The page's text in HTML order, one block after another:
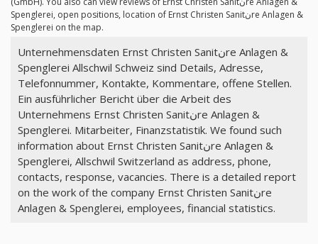
Spenglerei, open positions, location of Ernst Christen Sanitنre Anlagen &
Spenglerei on the map.
Unternehmensdaten Ernst Christen Sanitنre Anlagen &
Spenglerei Allschwil Schweiz sind Details, Adresse,
Telefonnummer, Kontakte, Kommentare, offene Stellen.
Ein ausführlicher Bericht über die Arbeit des
Unternehmens Ernst Christen Sanitنre Anlagen &
Spenglerei. Mitarbeiter, Finanzstatistik. We found such
information about Ernst Christen Sanitنre Anlagen &
Spenglerei, Allschwil Switzerland as address, phone,
contacts, response, vacancies. There is a detailed report
on the work of the company Ernst Christen Sanitنre
Anlagen & Spenglerei, employees, financial statistics.